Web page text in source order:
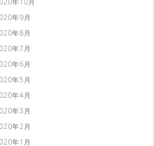
年9月
年8月
年7月
年6月
年5月
年4月
年3月
年2月
年1月